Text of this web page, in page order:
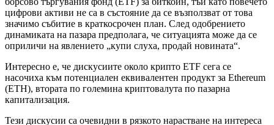
цифрови активи не са в състояние да се възползват от това
значимо събитие в краткосрочен план. След одобрението
динамиката на пазара предполага, че ситуацията може да се
оприличи на явлението „купи слуха, продай новината“.
Интересно е, че дискусиите около крипто ETF сега се
насочиха към потенциален еквивалентен продукт за Ethereum
(ETH), втората по големина криптовалута по пазарна
капитализация.
Тези дискусии са очевидни в рязкото нарастване на интереса